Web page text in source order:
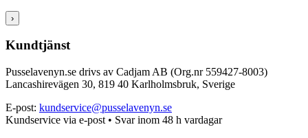
›
Kundtjänst
Pusselavenyn.se drivs av Cadjam AB (Org.nr 559427-8003)
Lancashirevägen 30, 819 40 Karlholmsbruk, Sverige
E-post: kundservice@pusselavenyn.se
Kundservice via e-post • Svar inom 48 h vardagar